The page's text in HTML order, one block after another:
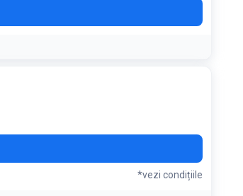
*vezi condițiile